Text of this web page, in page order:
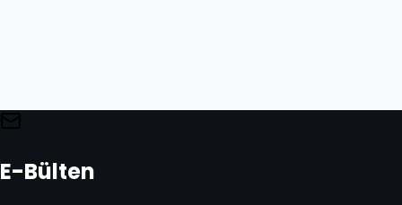
E-Bülten